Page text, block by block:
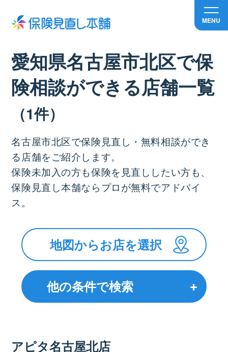
MENU
愛知県名古屋市北区で保
険相談ができる店舗⼀覧
（1件）
名古屋市北区で保険見直し・無料相談ができ
る店舗をご紹介します。
保険未加入の方も保険を見直ししたい方も、
保険見直し本舗ならプロが無料でアドバイ
ス。
地図からお店を選択
他の条件で検索
アピタ名古屋北店